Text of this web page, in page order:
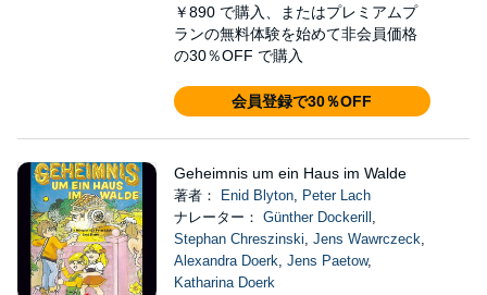
￥890 で購入、またはプレミアムプ
ランの無料体験を始めて非会員価格
の30％OFF で購入
会員登録で30％OFF
Geheimnis um ein Haus im Walde
著者： Enid Blyton, Peter Lach
ナレーター： Günther Dockerill ,
Stephan Chreszinski, Jens Wawrczeck,
Alexandra Doerk, Jens Paetow,
Katharina Doerk